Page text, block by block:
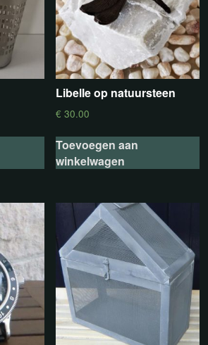
Libelle op natuursteen
€ 30.00
Toevoegen aan
winkelwagen